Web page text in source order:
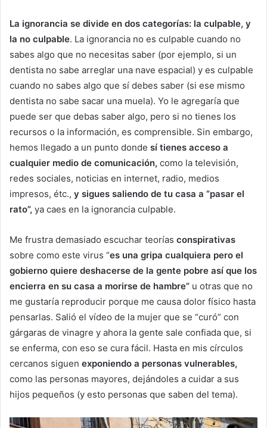
La ignorancia se divide en dos categorías: la culpable, y
la no culpable. La ignorancia no es culpable cuando no
sabes algo que no necesitas saber (por ejemplo, si un
dentista no sabe arreglar una nave espacial) y es culpable
cuando no sabes algo que sí debes saber (si ese mismo
dentista no sabe sacar una muela). Yo le agregaría que
puede ser que debas saber algo, pero si no tienes los
recursos o la información, es comprensible. Sin embargo,
hemos llegado a un punto donde sí tienes acceso a
cualquier medio de comunicación, como la televisión,
redes sociales, noticias en internet, radio, medios
impresos, étc., y sigues saliendo de tu casa a “pasar el
rato”, ya caes en la ignorancia culpable.
Me frustra demasiado escuchar teorías conspirativas
sobre como este virus “es una gripa cualquiera pero el
gobierno quiere deshacerse de la gente pobre así que los
encierra en su casa a morirse de hambre” u otras que no
me gustaría reproducir porque me causa dolor físico hasta
pensarlas. Salió el vídeo de la mujer que se “curó” con
gárgaras de vinagre y ahora la gente sale confiada que, si
se enferma, con eso se cura fácil. Hasta en mis círculos
cercanos siguen exponiendo a personas vulnerables,
como las personas mayores, dejándoles a cuidar a sus
hijos pequeños (y esto personas que saben del tema).